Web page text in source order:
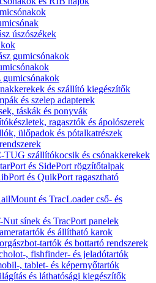
úszószékek
gumicsónakok
gumicsónakok
és szállító kiegészítők
és szelep adapterek
táskák és ponyvák
ragasztók és ápolószerek
ülőpadok és pótalkatrészek
szállítókocsik és csónakkerekek
és SidePort rögzítőtalpak
és QuikPort ragasztható
és TracLoader cső- és
sínek és TracPort panelek
és állítható karok
tartók és bottartó rendszerek
, fishfinder- és jeladótartók
, tablet- és képernyőtartók
és láthatósági kiegészítők